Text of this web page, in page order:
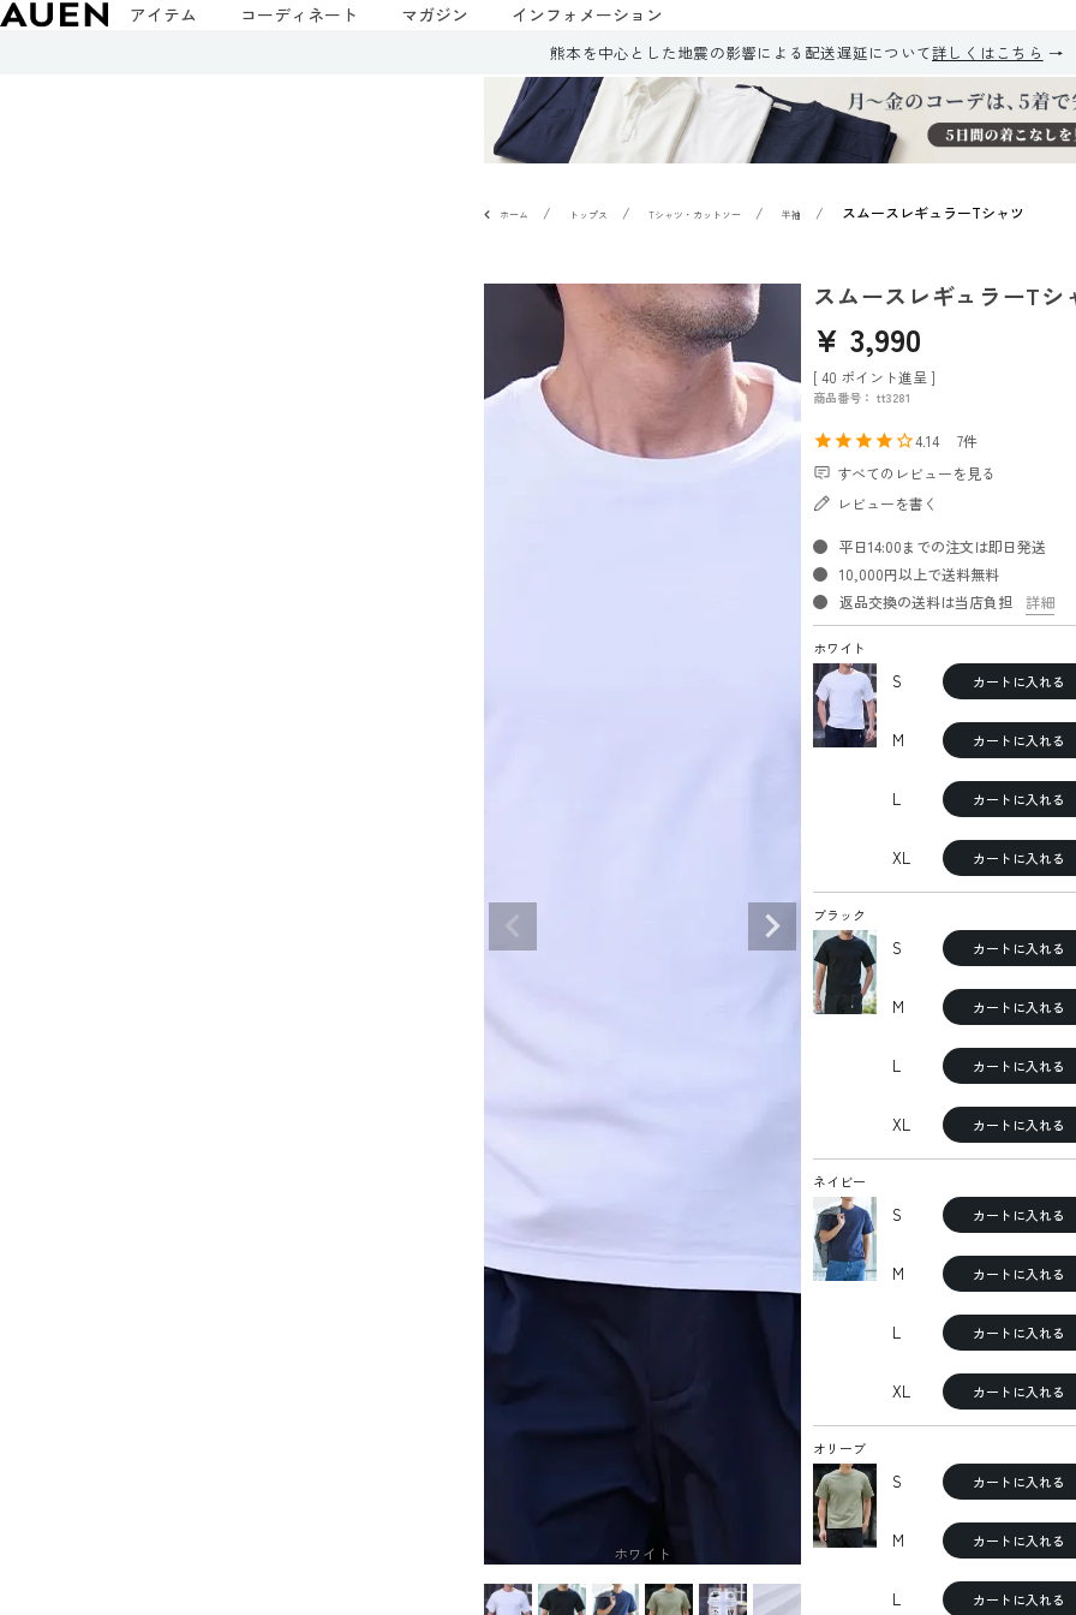
アイテム コーディネート マガジン インフォメーション
熊本を中心とした地震の影響による配送遅延について詳しくはこちら
ホーム トップス Tシャツ・カットソー 半袖 スムースレギュラーTシャツ
ホワイト
スムースレギュラーTシ
¥ 3,990
[ 40 ポイント進呈 ]
商品番号 tt3281
4.14
7
すべてのレビューを見る
レビューを書く
平日14:00までの注文は即日発送
10,000円以上で送料無料
返品交換の送料は当店負担
詳細
ホワイト
S カートに入れる
M カートに入れる
L カートに入れる
XL カートに入れる
ブラック
S カートに入れる
M カートに入れる
L カートに入れる
XL カートに入れる
ネイビー
S カートに入れる
M カートに入れる
L カートに入れる
XL カートに入れる
オリーブ
S カートに入れる
M カートに入れる
L カートに入れる